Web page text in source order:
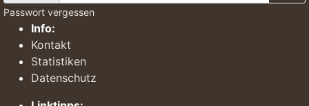
Passwort vergessen
Info:
Kontakt
Statistiken
Datenschutz